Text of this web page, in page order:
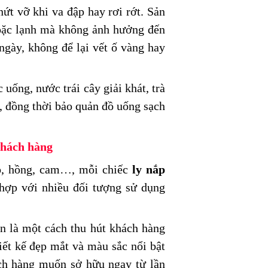
vỡ khi va đập hay rơi rớt. Sản
lạnh mà không ảnh hưởng đến
không để lại vết ố vàng hay
uống, nước trái cây giải khát, trà
thời bảo quản đồ uống sạch
hàng
hồng, cam…, mỗi chiếc ly nắp
với nhiều đối tượng sử dụng
là một cách thu hút khách hàng
kế đẹp mắt và màu sắc nổi bật
hàng muốn sở hữu ngay từ lần